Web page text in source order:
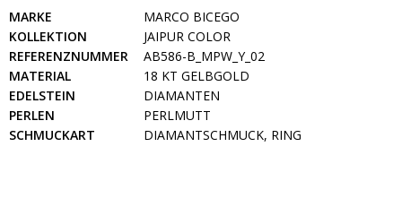
MARKE
MARCO BICEGO
KOLLEKTION
JAIPUR COLOR
REFERENZNUMMER
AB586-B_MPW_Y_02
MATERIAL
18 KT GELBGOLD
EDELSTEIN
DIAMANTEN
PERLEN
PERLMUTT
SCHMUCKART
DIAMANTSCHMUCK, RING